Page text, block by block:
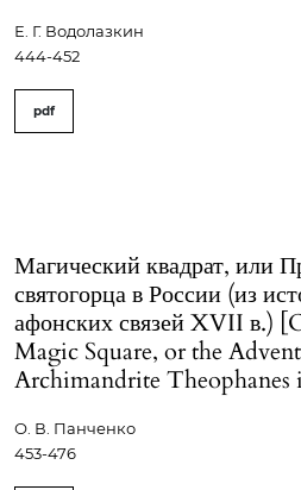
Е. Г. Водолазкин
444-452
pdf
Магический квадрат, или
святогорца в России (из
афонских связей XVII в.)
Magic Square, or the
Archimandrite Theophanes
О. В. Панченко
453-476